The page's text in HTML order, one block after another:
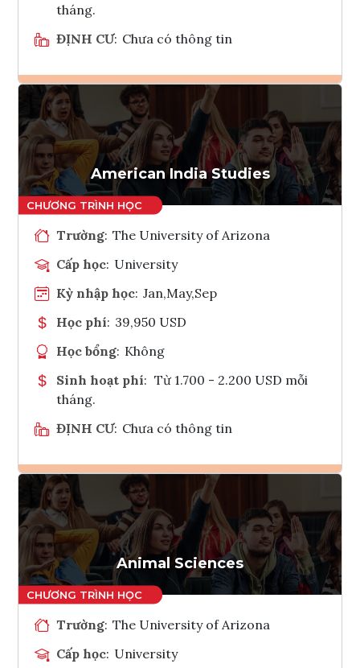
tháng.
ĐỊNH CƯ: Chưa có thông tin
Ghi danh
Tham vấn Interlink
American India Studies
Trường: The University of Arizona
Cấp học: University
Kỳ nhập học: Jan,May,Sep
Học phí: 39,950 USD
Học bổng: Không
Sinh hoạt phí: Từ 1.700 - 2.200 USD mỗi
tháng.
ĐỊNH CƯ: Chưa có thông tin
Ghi danh
Tham vấn Interlink
Animal Sciences
Trường: The University of Arizona
Cấp học: University